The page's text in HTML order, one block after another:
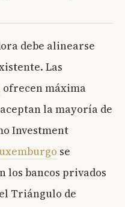
debe alinearse
Las
ofrecen máxima
la mayoría de
Investment
se
bancos privados
Triángulo de